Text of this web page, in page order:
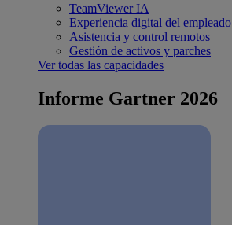
TeamViewer IA
Experiencia digital del empleado
Asistencia y control remotos
Gestión de activos y parches
Ver todas las capacidades
Informe Gartner 2026